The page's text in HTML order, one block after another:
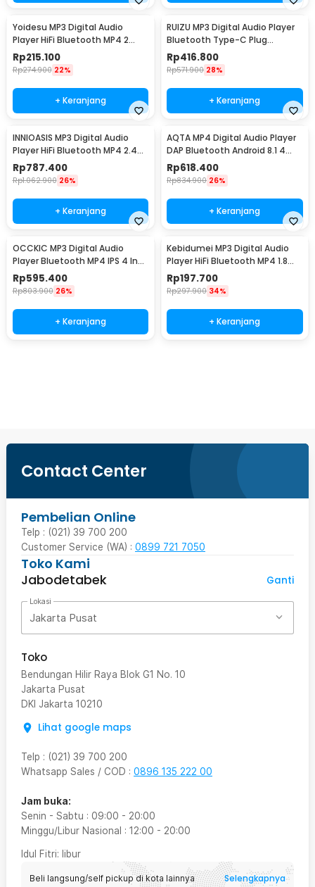
Yoidesu MP3 Digital Audio
Player HiFi Bluetooth MP4 2
Inch 210mAh - SD-09
Rp215.100
Rp274.900 22%
+ Keranjang
RUIZU MP3 Digital Audio Player
Bluetooth Type-C Plug
Pedometer 64GB - X80
Rp416.800
Rp571.900 28%
+ Keranjang
INNIOASIS MP3 Digital Audio
Player HiFi Bluetooth MP4 2.4
Inch 1250mAh - Y1
Rp787.400
Rp1.062.900 26%
+ Keranjang
AQTA MP4 Digital Audio Player
DAP Bluetooth Android 8.1 4
Inch 1750mAh - Q8
Rp618.400
Rp834.900 26%
+ Keranjang
OCCKIC MP3 Digital Audio
Player Bluetooth MP4 IPS 4 Inch
16GB 1000mAh - X20
Rp595.400
Rp803.900 26%
+ Keranjang
Kebidumei MP3 Digital Audio
Player HiFi Bluetooth MP4 1.8
Inch 210mAh - X60
Rp197.700
Rp297.900 34%
+ Keranjang
Contact Center
Pembelian Online
Telp : (021) 39 700 200
Customer Service (WA) : 0899 721 7050
Toko Kami
Jabodetabek
Ganti
Lokasi
Jakarta Pusat
Toko
Bendungan Hilir Raya Blok G1 No. 10
Jakarta Pusat
DKI Jakarta 10210
Lihat google maps
Telp : (021) 39 700 200
Whatsapp Sales / COD : 0896 135 222 00
Jam buka:
Senin - Sabtu : 09:00 - 20:00
Minggu/Libur Nasional : 12:00 - 20:00
Idul Fitri: libur
Beli langsung/self pickup di kota lainnya Selengkapnya